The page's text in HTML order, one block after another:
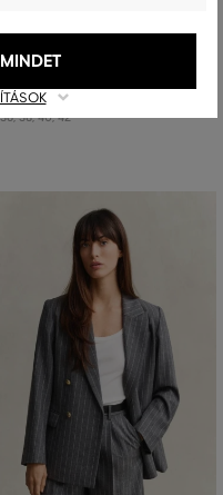
méretek:
36, 38, 40, 42